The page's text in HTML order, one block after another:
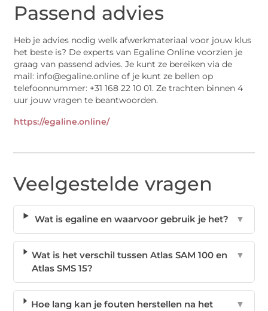
Passend advies
Heb je advies nodig welk afwerkmateriaal voor jouw klus
het beste is? De experts van Egaline Online voorzien je
graag van passend advies. Je kunt ze bereiken via de
mail: info@egaline.online of je kunt ze bellen op
telefoonnummer: +31 168 22 10 01. Ze trachten binnen 4
uur jouw vragen te beantwoorden.
https://egaline.online/
Veelgestelde vragen
Wat is egaline en waarvoor gebruik je het? ▼
Wat is het verschil tussen Atlas SAM 100 en
Atlas SMS 15?
▼
Hoe lang kan je fouten herstellen na het
▼